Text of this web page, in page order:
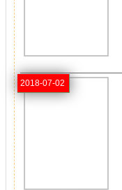
2018-07-02